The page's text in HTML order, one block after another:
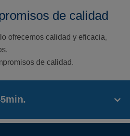
de calidad
ofrecemos calidad y eficacia,
de calidad.